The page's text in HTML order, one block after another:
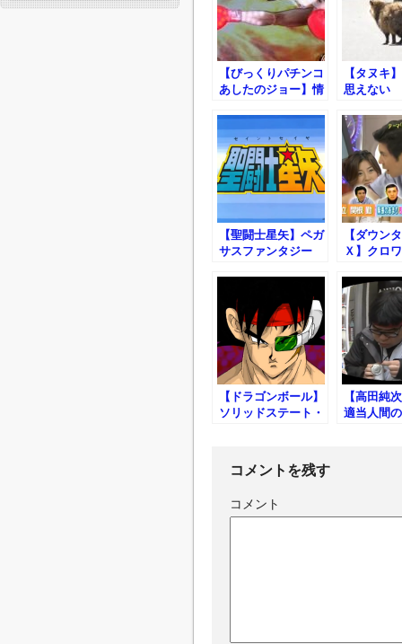
【びっくりパチンコ
あしたのジョー】情
【タヌキ
思えない
【聖闘士星矢】ペガ
サスファンタジー
【ダウン
Ｘ】クロ
【ドラゴンボール】
ソリッドステート・
【高田純
適当人間
コメントを残す
コメント